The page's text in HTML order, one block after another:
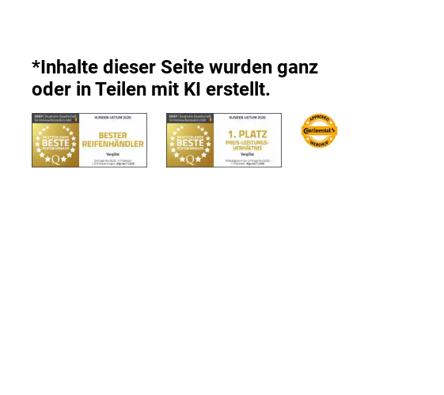
*Inhalte dieser Seite wurden ganz
oder in Teilen mit KI erstellt.